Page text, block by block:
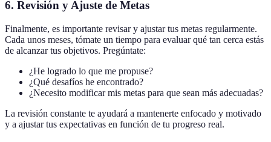
6. Revisión y Ajuste de Metas
Finalmente, es importante revisar y ajustar tus metas regularmente.
Cada unos meses, tómate un tiempo para evaluar qué tan cerca estás
de alcanzar tus objetivos. Pregúntate:
¿He logrado lo que me propuse?
¿Qué desafíos he encontrado?
¿Necesito modificar mis metas para que sean más adecuadas?
La revisión constante te ayudará a mantenerte enfocado y motivado
y a ajustar tus expectativas en función de tu progreso real.